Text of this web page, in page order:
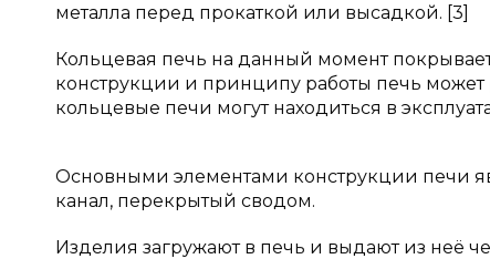
металла перед прокаткой или высадкой. [3]
Кольцевая печь на данный момент
конструкции и принципу работы печь может
кольцевые печи могут находиться в
Основными элементами конструкции печи
канал, перекрытый сводом.
Изделия загружают в печь и выдают из неё